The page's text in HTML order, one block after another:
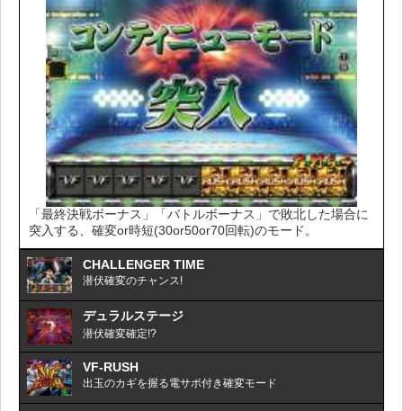
「最終決戦ボーナス」「バトルボーナス」で敗北した場合に
突入する、確変or時短(30or50or70回転)のモード。
CHALLENGER TIME
潜伏確変のチャンス!
デュラルステージ
潜伏確変確定!?
VF-RUSH
出玉のカギを握る電サポ付き確変モード